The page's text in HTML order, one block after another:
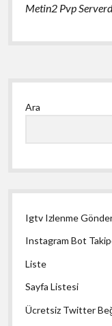
Metin2 Pvp
Yan
Menü
Ara
Igtv Izlenme
Instagram Bot
Liste
Sayfa Listesi
Ücretsiz Twitter